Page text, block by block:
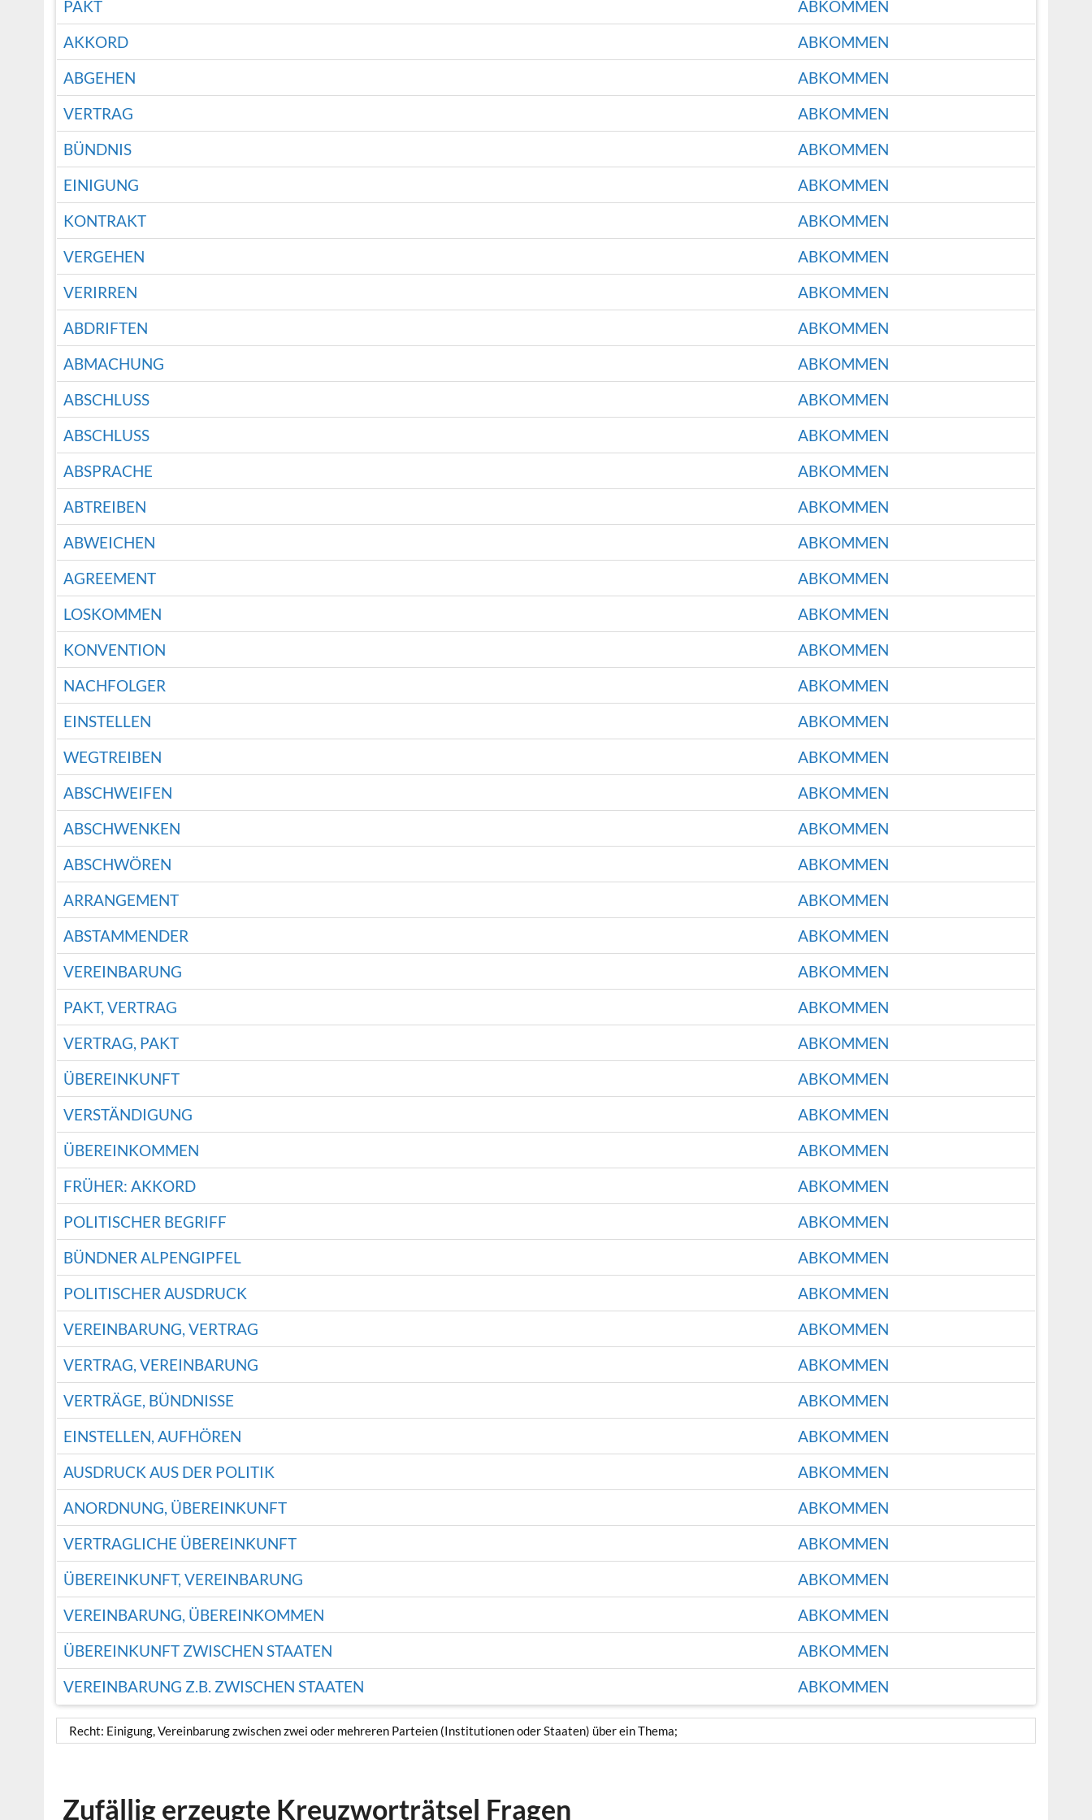
PAKT
ABKOMMEN
AKKORD
ABKOMMEN
ABGEHEN
ABKOMMEN
VERTRAG
ABKOMMEN
BÜNDNIS
ABKOMMEN
EINIGUNG
ABKOMMEN
KONTRAKT
ABKOMMEN
VERGEHEN
ABKOMMEN
VERIRREN
ABKOMMEN
ABDRIFTEN
ABKOMMEN
ABMACHUNG
ABKOMMEN
ABSCHLUSS
ABKOMMEN
ABSCHLUSS
ABKOMMEN
ABSPRACHE
ABKOMMEN
ABTREIBEN
ABKOMMEN
ABWEICHEN
ABKOMMEN
AGREEMENT
ABKOMMEN
LOSKOMMEN
ABKOMMEN
KONVENTION
ABKOMMEN
NACHFOLGER
ABKOMMEN
EINSTELLEN
ABKOMMEN
WEGTREIBEN
ABKOMMEN
ABSCHWEIFEN
ABKOMMEN
ABSCHWENKEN
ABKOMMEN
ABSCHWÖREN
ABKOMMEN
ARRANGEMENT
ABKOMMEN
ABSTAMMENDER
ABKOMMEN
VEREINBARUNG
ABKOMMEN
PAKT, VERTRAG
ABKOMMEN
VERTRAG, PAKT
ABKOMMEN
ÜBEREINKUNFT
ABKOMMEN
VERSTÄNDIGUNG
ABKOMMEN
ÜBEREINKOMMEN
ABKOMMEN
FRÜHER: AKKORD
ABKOMMEN
POLITISCHER BEGRIFF
ABKOMMEN
BÜNDNER ALPENGIPFEL
ABKOMMEN
POLITISCHER AUSDRUCK
ABKOMMEN
VEREINBARUNG, VERTRAG
ABKOMMEN
VERTRAG, VEREINBARUNG
ABKOMMEN
VERTRÄGE, BÜNDNISSE
ABKOMMEN
EINSTELLEN, AUFHÖREN
ABKOMMEN
AUSDRUCK AUS DER POLITIK
ABKOMMEN
ANORDNUNG, ÜBEREINKUNFT
ABKOMMEN
VERTRAGLICHE ÜBEREINKUNFT
ABKOMMEN
ÜBEREINKUNFT, VEREINBARUNG
ABKOMMEN
VEREINBARUNG, ÜBEREINKOMMEN
ABKOMMEN
ÜBEREINKUNFT ZWISCHEN STAATEN
ABKOMMEN
VEREINBARUNG Z.B. ZWISCHEN STAATEN
ABKOMMEN
Recht: Einigung, Vereinbarung zwischen zwei oder mehreren Parteien (Institutionen oder Staaten) über ein Thema;
Zufällig erzeugte Kreuzworträtsel Fragen